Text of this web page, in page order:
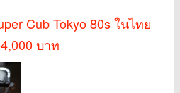
Cub Tokyo 80s ในไทย
บาท